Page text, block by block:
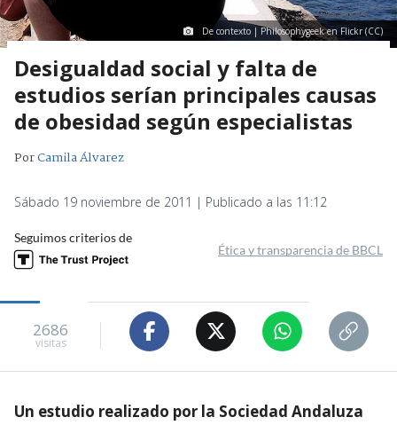
De contexto | Philosophygeek en Flickr (CC)
Desigualdad social y falta de
estudios serían principales causas
de obesidad según especialistas
PorCamila Álvarez
Sábado 19 noviembre de 2011 | Publicado a las 11:12
Seguimos criterios de
Ética y transparencia de BBCL
2686
visitas
Un estudio realizado por la Sociedad Andaluza